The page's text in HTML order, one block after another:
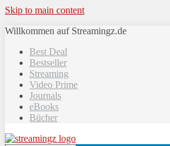
Skip to main content
Willkommen auf Streamingz.de
Best Deal
Bestseller
Streaming
Video Prime
Journals
eBooks
Bücher